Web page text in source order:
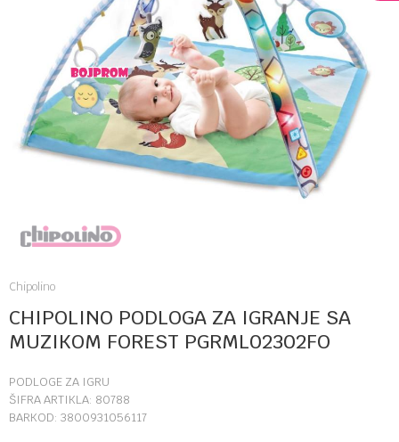
Chipolino
CHIPOLINO PODLOGA ZA IGRANJE SA
MUZIKOM FOREST PGRML02302FO
PODLOGE ZA IGRU
ŠIFRA ARTIKLA: 80788
BARKOD: 3800931056117